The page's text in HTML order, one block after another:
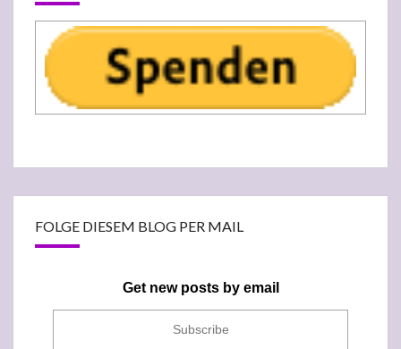
FOLGE DIESEM BLOG PER MAIL
Get new posts by email